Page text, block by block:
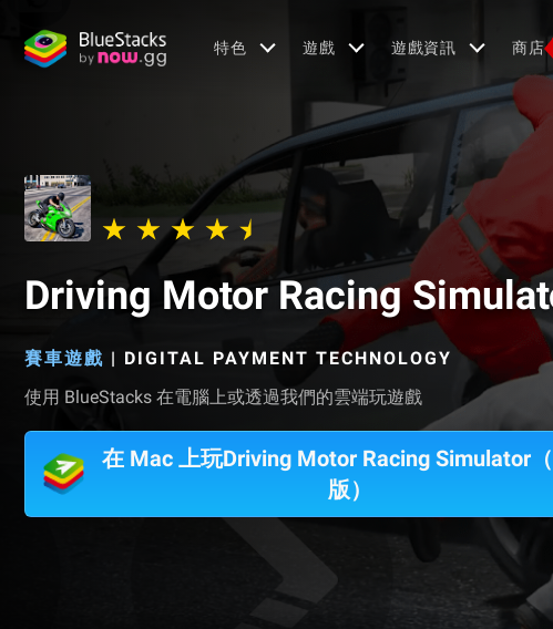
特色 遊戲 遊戲資訊 商店
Driving Motor Racing
賽車遊戲 | DIGITAL PAYMENT TECHNOLOGY
使用 BlueStacks 在電腦上或透過我們的雲端玩遊戲
在 Mac 上玩Driving Motor Racing Simulator
版）